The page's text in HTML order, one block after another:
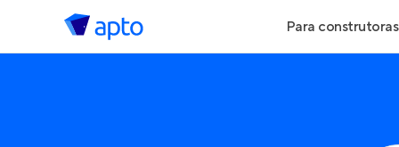
Para construtoras